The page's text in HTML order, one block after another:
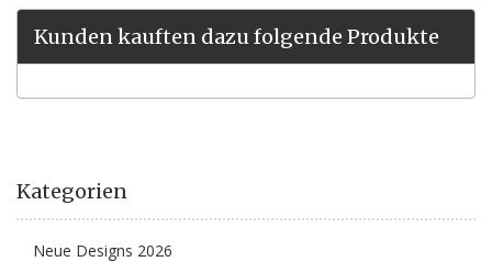
Kunden kauften dazu folgende Produkte
Kategorien
Neue Designs 2026